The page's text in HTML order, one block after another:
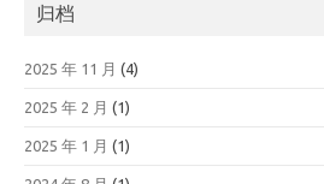
归档
2025 年 11 月 (4)
2025 年 2 月 (1)
2025 年 1 月 (1)